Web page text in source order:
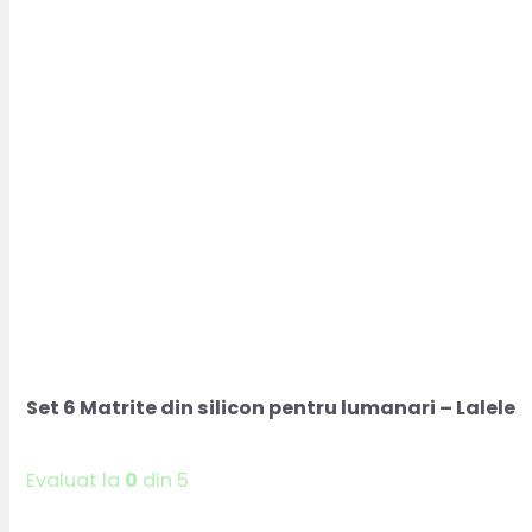
Set 6 Matrite din silicon pentru lumanari – Lalele
Evaluat la 0 din 5